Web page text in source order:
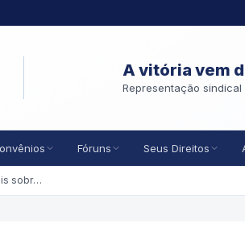
A vitória vem
Representação sindical
Fóruns Seus Direitos
De Bem com a Vida: Alzheimer - saiba mais sobre a doença, seus sintomas, como preveni-la e tratá-la